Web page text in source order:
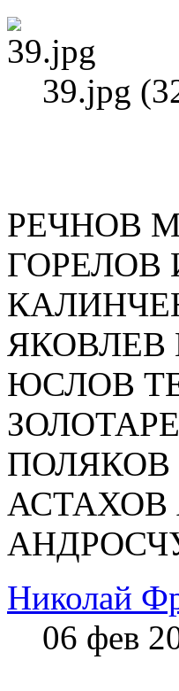
39.jpg
РЕЧНОВ
ГОРЕЛОВ
ЯКОВЛЕВ
ЮСЛОВ
ПОЛЯКОВ
АСТАХОВ
Николай
06 фев